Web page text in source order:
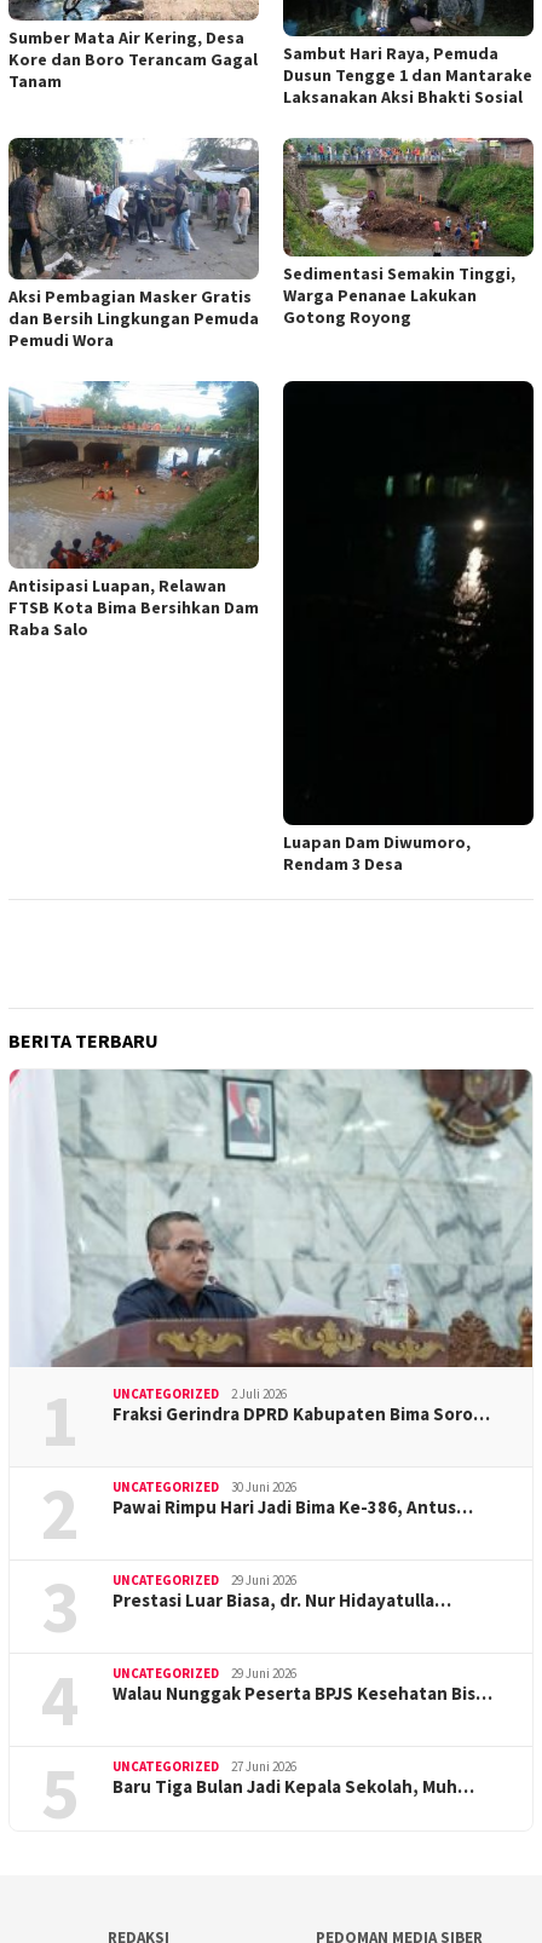
Sumber Mata Air Kering, Desa
Kore dan Boro Terancam Gagal
Tanam
Sambut Hari Raya, Pemuda
Dusun Tengge 1 dan Mantarake
Laksanakan Aksi Bhakti Sosial
Aksi Pembagian Masker Gratis
dan Bersih Lingkungan Pemuda
Pemudi Wora
Sedimentasi Semakin Tinggi,
Warga Penanae Lakukan
Gotong Royong
Antisipasi Luapan, Relawan
FTSB Kota Bima Bersihkan Dam
Raba Salo
Luapan Dam Diwumoro,
Rendam 3 Desa
BERITA TERBARU
1 UNCATEGORIZED 2 Juli 2026
Fraksi Gerindra DPRD Kabupaten Bima Soro…
2 UNCATEGORIZED 30 Juni 2026
Pawai Rimpu Hari Jadi Bima Ke-386, Antus…
3 UNCATEGORIZED 29 Juni 2026
Prestasi Luar Biasa, dr. Nur Hidayatulla…
4 UNCATEGORIZED 29 Juni 2026
Walau Nunggak Peserta BPJS Kesehatan Bis…
5 UNCATEGORIZED 27 Juni 2026
Baru Tiga Bulan Jadi Kepala Sekolah, Muh…
REDAKSI PEDOMAN MEDIA SIBER